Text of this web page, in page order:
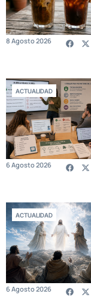
8 Agosto 2026
ACTUALIDAD
6 Agosto 2026
ACTUALIDAD
6 Agosto 2026